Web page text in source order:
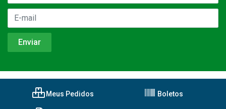
Meus Pedidos Boletos